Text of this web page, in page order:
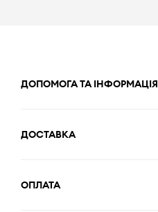
ДОПОМОГА ТА ІНФОРМАЦІЯ
ДОСТАВКА
ОПЛАТА